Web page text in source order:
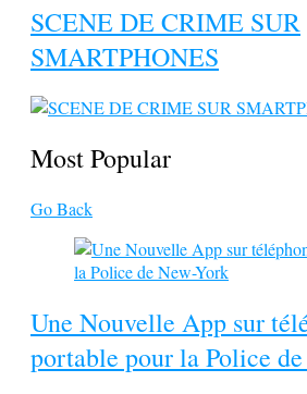
SCENE DE CRIME SUR
SMARTPHONES
Most Popular
Go Back
Une Nouvelle App sur
portable pour la Police